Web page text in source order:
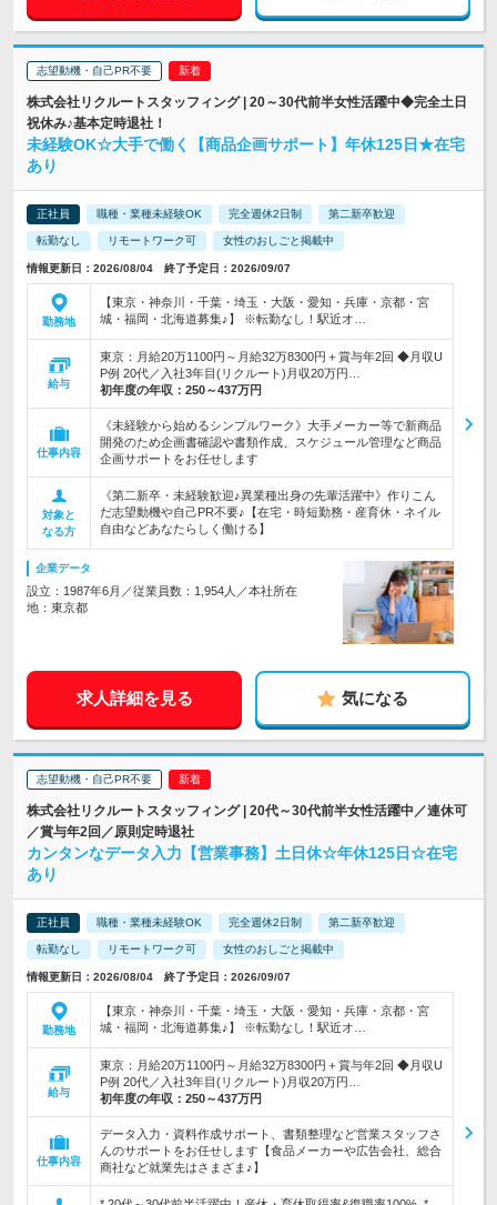
志望動機・自己PR不要
株式会社リクルートスタッフィング | 20～30代前半女性活躍中◆完全土日
祝休み♪基本定時退社！
未経験OK☆大手で働く【商品企画サポート】年休125日★在宅
あり
正社員 職種・業種未経験OK 完全週休2日制 第二新卒歓迎
転勤なし リモートワーク可 女性のおしごと掲載中
情報更新日：2026/08/04 終了予定日：2026/09/07
勤務地
【東京・神奈川・千葉・埼玉・大阪・愛知・兵庫・京都・宮
城・福岡・北海道募集♪】 ※転勤なし！駅近オ…
給与
東京：月給20万1100円～月給32万8300円＋賞与年2回 ◆月収U
P例 20代／入社3年目(リクルート)月収20万円…
初年度の年収： 250～437万円
仕事内容
《未経験から始めるシンプルワーク》大手メーカー等で新商品
開発のため企画書確認や書類作成、スケジュール管理など商品
企画サポートをお任せします
対象と
なる方
《第二新卒・未経験歓迎♪異業種出身の先輩活躍中》作りこん
だ志望動機や自己PR不要♪【在宅・時短勤務・産育休・ネイル
自由などあなたらしく働ける】
企業データ
設立：1987年6月／従業員数：1,954人／本社所在
地：東京都
求人詳細を見る 気になる
志望動機・自己PR不要
株式会社リクルートスタッフィング | 20代～30代前半女性活躍中／連休可
／賞与年2回／原則定時退社
カンタンなデータ入力【営業事務】土日休☆年休125日☆在宅
あり
正社員 職種・業種未経験OK 完全週休2日制 第二新卒歓迎
転勤なし リモートワーク可 女性のおしごと掲載中
情報更新日：2026/08/04 終了予定日：2026/09/07
勤務地
【東京・神奈川・千葉・埼玉・大阪・愛知・兵庫・京都・宮
城・福岡・北海道募集♪】 ※転勤なし！駅近オ…
給与
東京：月給20万1100円～月給32万8300円＋賞与年2回 ◆月収U
P例 20代／入社3年目(リクルート)月収20万円…
初年度の年収： 250～437万円
仕事内容
データ入力・資料作成サポート、書類整理など営業スタッフさ
んのサポートをお任せします【食品メーカーや広告会社、総合
商社など就業先はさまざま♪】